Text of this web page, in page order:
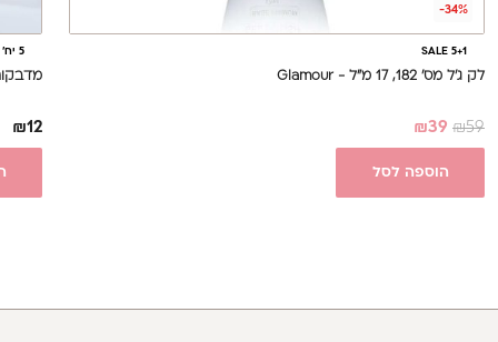
-34%
SALE 5+1
לק ג'ל מס' 182, 17 מ"ל - Glamour
₪59
₪39
הוספה לסל
5 יח' ב - 50 ₪
₪12